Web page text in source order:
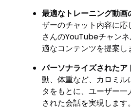
最適なトレーニング動画
ザーのチャット内容に応
さんのYouTubeチャン
適なコンテンツを提案し
パーソナライズされたア
動、体重など、カロミル
タをもとに、ユーザー
された会話を実現します。